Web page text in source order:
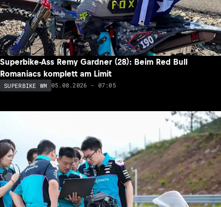
Superbike-Ass Remy Gardner (28): Beim Red Bull
Romaniacs komplett am Limit
SUPERBIKE WM 05.08.2026 - 07:05